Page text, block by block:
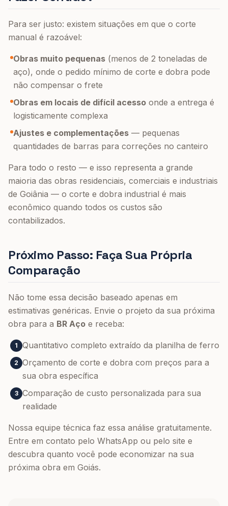
Para ser justo: existem situações em que o corte
manual é razoável:
Obras muito pequenas (menos de 2 toneladas de
aço), onde o pedido mínimo de corte e dobra pode
não compensar o frete
Obras em locais de difícil acesso onde a entrega é
logisticamente complexa
Ajustes e complementações — pequenas
quantidades de barras para correções no canteiro
Para todo o resto — e isso representa a grande
maioria das obras residenciais, comerciais e industriais
de Goiânia — o corte e dobra industrial é mais
econômico quando todos os custos são
contabilizados.
Próximo Passo: Faça Sua Própria
Comparação
Não tome essa decisão baseado apenas em
estimativas genéricas. Envie o projeto da sua próxima
obra para a BR Aço e receba:
1 Quantitativo completo extraído da planilha de ferro
2 Orçamento de corte e dobra com preços para a
sua obra específica
3 Comparação de custo personalizada para sua
realidade
Nossa equipe técnica faz essa análise gratuitamente.
Entre em contato pelo WhatsApp ou pelo site e
descubra quanto você pode economizar na sua
próxima obra em Goiás.